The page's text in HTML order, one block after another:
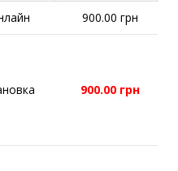
900.00 грн
900.00 грн